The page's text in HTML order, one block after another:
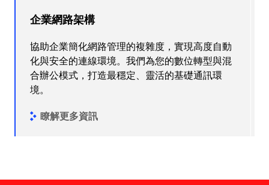
企業網路架構
協助企業簡化網路管理的複雜度，實現高度自動
化與安全的連線環境。我們為您的數位轉型與混
合辦公模式，打造最穩定、靈活的基礎通訊環
境。
瞭解更多資訊